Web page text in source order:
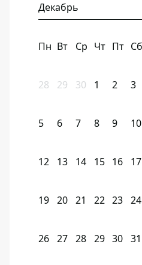
Декабрь
Пн Вт Ср Чт Пт Сб
28 29 30 1 2 3
5 6 7 8 9 10
12 13 14 15 16 17
19 20 21 22 23 24
26 27 28 29 30 31